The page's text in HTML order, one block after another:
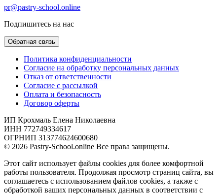
pr@pastry-school.online
Подпишитесь на нас
Обратная связь
Политика конфиденциальности
Согласие на обработку персональных данных
Отказ от ответственности
Согласие с рассылкой
Оплата и безопасность
Договор оферты
ИП Крохмаль Елена Николаевна
ИНН 772749334617
ОГРНИП 313774624600680
© 2026 Pastry-School.online Все права защищены.
Этот сайт использует файлы cookies для более комфортной
работы пользователя. Продолжая просмотр страниц сайта, вы
соглашаетесь с использованием файлов cookies, а также с
обработкой ваших персональных данных в соответствии с